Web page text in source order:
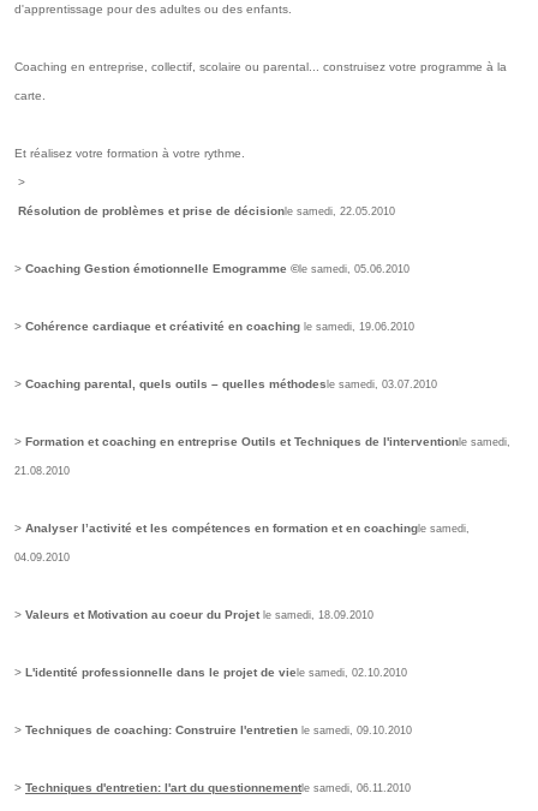
d'apprentissage pour des adultes ou des enfants.
Coaching en entreprise, collectif, scolaire ou parental... construisez votre programme à la
carte.
Et réalisez votre formation à votre rythme.
>
Résolution de problèmes et prise de décision le samedi, 22.05.2010
> Coaching Gestion émotionnelle Emogramme © le samedi, 05.06.2010
> Cohérence cardiaque et créativité en coaching le samedi, 19.06.2010
> Coaching parental, quels outils – quelles méthodes le samedi, 03.07.2010
> Formation et coaching en entreprise Outils et Techniques de l'intervention le samedi,
21.08.2010
> Analyser l’activité et les compétences en formation et en coaching le samedi,
04.09.2010
> Valeurs et Motivation au coeur du Projet le samedi, 18.09.2010
> L'identité professionnelle dans le projet de vie le samedi, 02.10.2010
> Techniques de coaching: Construire l'entretien le samedi, 09.10.2010
> Techniques d'entretien: l'art du questionnement le samedi, 06.11.2010